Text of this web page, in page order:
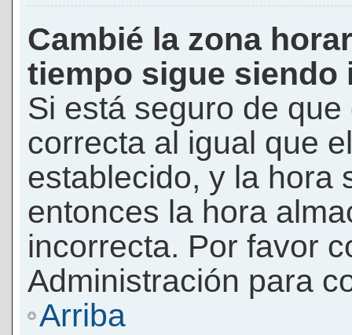
Cambié la zona
tiempo sigue siendo
Si está seguro de
correcta al igual que
establecido, y la hora
entonces la hora
incorrecta. Por favor
Administración para
Arriba